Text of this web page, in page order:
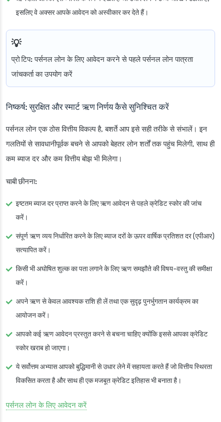
इसलिए वे अक्सर आपके आवेदन को अस्वीकार कर देते हैं।
प्रो टिप: पर्सनल लोन के लिए आवेदन करने से पहले पर्सनल लोन पात्रता
जांचकर्ता का उपयोग करें
निष्कर्ष: सुरक्षित और स्मार्ट ऋण निर्णय कैसे सुनिश्चित करें
पर्सनल लोन एक ठोस वित्तीय विकल्प है, बशर्ते आप इसे सही तरीके से संभालें। इन
गलतियों से सावधानीपूर्वक बचने से आपको बेहतर लोन शर्तों तक पहुंच मिलेगी, साथ ही
कम ब्याज दर और कम वित्तीय बोझ भी मिलेगा।
चाबी छीनना:
इष्टतम ब्याज दर प्राप्त करने के लिए ऋण आवेदन से पहले क्रेडिट स्कोर की जांच
करें।
संपूर्ण ऋण व्यय निर्धारित करने के लिए ब्याज दरों के ऊपर वार्षिक प्रतिशत दर (एपीआर)
सत्यापित करें।
किसी भी अघोषित शुल्क का पता लगाने के लिए ऋण समझौते की विषय-वस्तु की समीक्षा
करें।
अपने ऋण से केवल आवश्यक राशि ही लें तथा एक सुदृढ़ पुनर्भुगतान कार्यक्रम का
आयोजन करें।
आपको कई ऋण आवेदन प्रस्तुत करने से बचना चाहिए क्योंकि इससे आपका क्रेडिट
स्कोर खराब हो जाएगा।
ये सर्वोत्तम अभ्यास आपको बुद्धिमानी से उधार लेने में सहायता करते हैं जो वित्तीय स्थिरता
विकसित करता है और साथ ही एक मजबूत क्रेडिट इतिहास भी बनाता है।
पर्सनल लोन के लिए आवेदन करें